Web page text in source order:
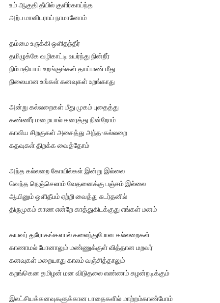
ரவுடி பேபிக்கு நடந்த தரமான சம்பவம்.. ஆபாச வீடியோக்களால்
குண்டை தூக்கிப்போட்ட ஆய்வு…. இந்தியாவின் “கோவிஷீல்டு”
யாழில் தமிழின தலைவர் பிரபாகரனின் பிறந்தநாளை
ஏர்போர்ட்டில் உதைத்த நபர் யார், என்ன நடந்தது?: உண்மையை
உம் ஆகுதி தீயில் குளிர்காய்ந்த
அற்ப மானிடராய் நாமானோம்
தம்மை உருக்கி ஒளிதந்தீர்
தமிழுக்கே வழிகாட்டி உயர்ந்து நின்றீர்
நிம்மதியாய் உறங்குங்கள் தாய்மண் மீது
நிலையான உங்கள் கனவுகள் உறங்காது
அன்று கல்லறைகள் மீது முகம் புதைத்து
கண்ணீர் மழையால் கரைத்து நின்றோம்
காவிய சிறகுகள் அசைத்து அந்த-கல்லறை
கதவுகள் திறக்க வைத்தோம்
அந்த கல்லறை கோயில்கள் இன்று இல்லை
வெந்த நெஞ்செலாம் வேதனைக்கு பஞ்சம் இல்லை
ஆயினும் ஒளிதீபம் ஏற்றி வைத்து சுடர்தனில்
திருமுகம் காண என்றே காத்துகிடக்குது எங்கள் மனம்
கயவர் துரோகங்களால் கலைந்துபோன கல்லறைகள்
காணாமல் போனாலும் மண்ணுக்குள் வித்தான மறவர்
கனவுகள் மறையாது காலம் வஞ்சித்தாலும்
கறங்கென தமிழன் மன விடுதலை எண்ணம் சுழன்றடிக்கும்
இலட்சியக்கனவுகளுக்கான பாதைகளில் மாற்றம்காண்போம்